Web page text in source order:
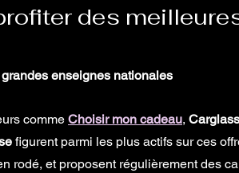
des
enseignes nationales
comme Choisir mon cadeau, Carglass
figurent parmi les plus actifs sur ces
rodé, et proposent régulièrement des